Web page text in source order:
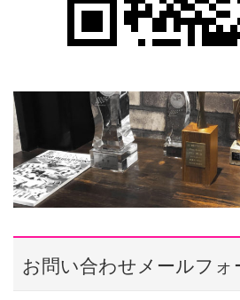
お問い合わせメールフォ